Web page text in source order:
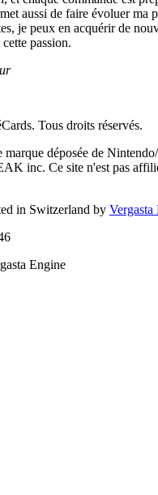
aussi de faire évoluer ma
je peux en acquérir de
passion.
Tous droits réservés.
marque déposée de
inc. Ce site n'est pas
in Switzerland by
Engine